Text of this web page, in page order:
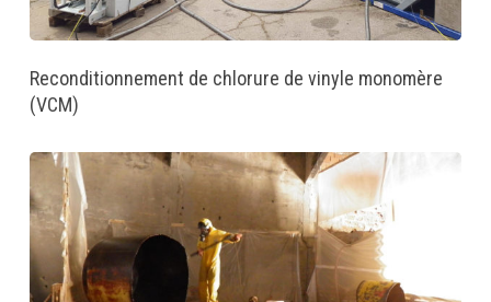
Reconditionnement de chlorure de vinyle monomère
(VCM)